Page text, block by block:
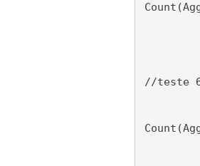
//teste